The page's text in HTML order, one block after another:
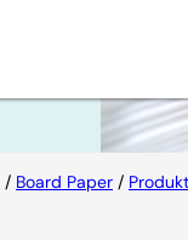
/ Board Paper /